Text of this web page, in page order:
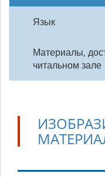
Язык
Материалы,
читальном зале